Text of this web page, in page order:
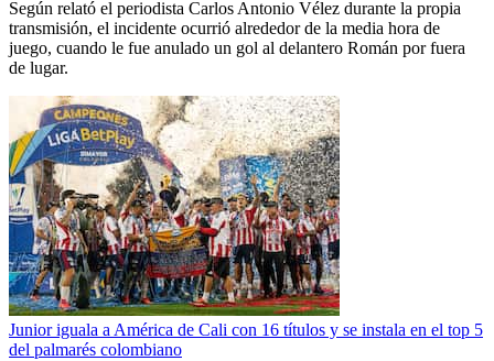
Según relató el periodista Carlos Antonio Vélez durante la propia
transmisión, el incidente ocurrió alrededor de la media hora de
juego, cuando le fue anulado un gol al delantero Román por fuera
de lugar.
Junior iguala a América de Cali con 16 títulos y se instala en el top 5
del palmarés colombiano